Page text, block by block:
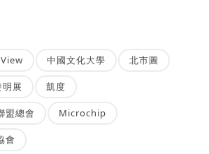
中國文化大學 北市圖
展 凱度
盟總會 Microchip
會